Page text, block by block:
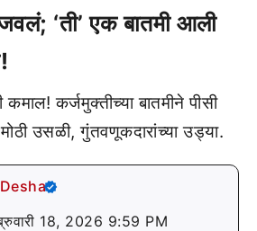
‘ती’ एक बातमी आली
कर्जमुक्तीच्या बातमीने पीसी
उसळी, गुंतवणूकदारांच्या उड्या.
18, 2026 9:59 PM